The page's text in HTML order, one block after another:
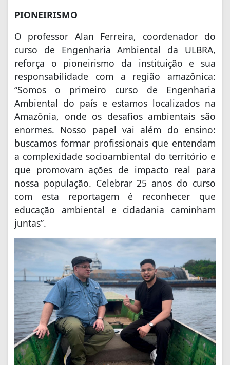
PIONEIRISMO
O professor Alan Ferreira, coordenador do
curso de Engenharia Ambiental da ULBRA,
reforça o pioneirismo da instituição e sua
responsabilidade com a região amazônica:
“Somos o primeiro curso de Engenharia
Ambiental do país e estamos localizados na
Amazônia, onde os desafios ambientais são
enormes. Nosso papel vai além do ensino:
buscamos formar profissionais que entendam
a complexidade socioambiental do território e
que promovam ações de impacto real para
nossa população. Celebrar 25 anos do curso
com esta reportagem é reconhecer que
educação ambiental e cidadania caminham
juntas”.